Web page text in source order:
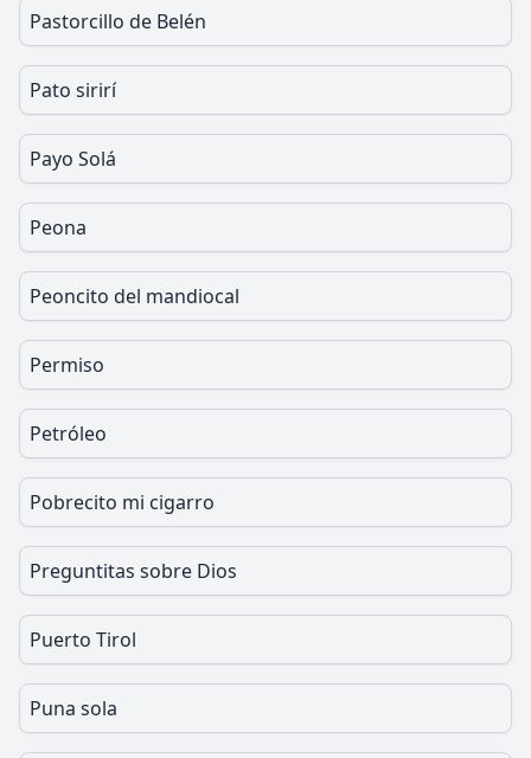
Pastorcillo de Belén
Pato sirirí
Payo Solá
Peona
Peoncito del mandiocal
Permiso
Petróleo
Pobrecito mi cigarro
Preguntitas sobre Dios
Puerto Tirol
Puna sola